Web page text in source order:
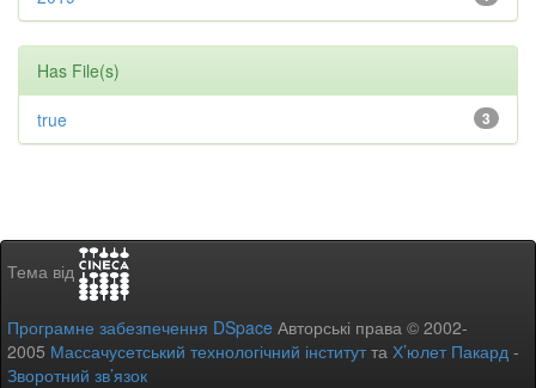
Has File(s)
3
true
Тема від
Програмне забезпечення DSpace Авторські права © 2002-
2005 Массачусетський технологічний інститутта Х’юлет Пакард -
Зворотний зв’язок